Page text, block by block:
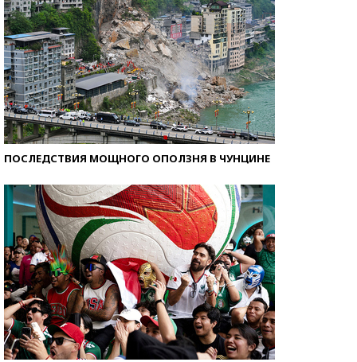
ПОСЛЕДСТВИЯ МОЩНОГО ОПОЛЗНЯ В ЧУНЦИНЕ